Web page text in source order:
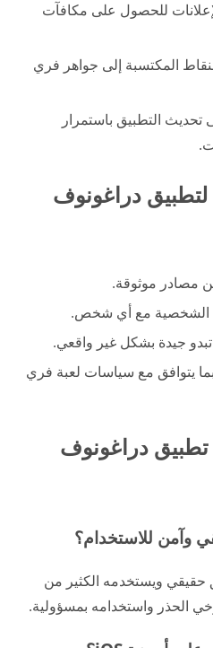
للحصول على مكافآت
المكتسبة إلى جواهر فري
التطبيق باستمرار
دراغونوف
مصادر موثوقة.
الشخصية مع أي شخص.
جيدة بشكل غير واقعي.
يتوافق مع سياسات لعبة فري
تطبيق دراغونوف
وآمن للاستخدام؟
حقيقي ويستخدمه الكثير من
الحذر واستخدامه بمسؤولية.